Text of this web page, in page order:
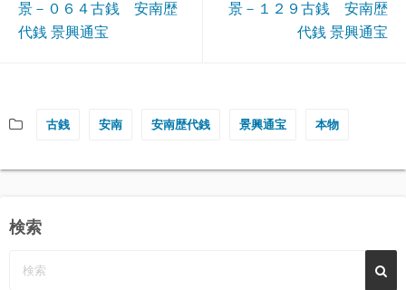
景－０６４古銭 安南歴
代銭 景興通宝
景－１２９古銭 安南歴
代銭 景興通宝
古銭 安南 安南歴代銭 景興通宝 本物
検索